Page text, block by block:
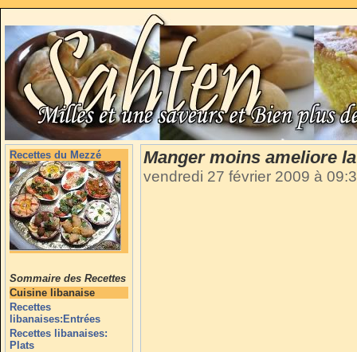
Recettes du Mezzé
Sommaire des Recettes
Cuisine libanaise
Recettes
libanaises:Entrées
Recettes libanaises:
Plats
Manger moins ameliore
vendredi 27 février 2009 à